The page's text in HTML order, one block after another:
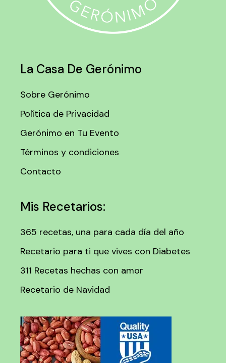
La Casa De Gerónimo
Sobre Gerónimo
Política de Privacidad
Gerónimo en Tu Evento
Términos y condiciones
Contacto
Mis Recetarios:
365 recetas, una para cada día del año
Recetario para ti que vives con Diabetes
311 Recetas hechas con amor
Recetario de Navidad